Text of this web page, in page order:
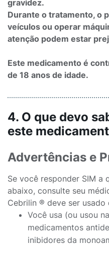
gravidez.
Durante o tratamento, o
veículos ou operar
atenção podem estar
Este medicamento é
de 18 anos de idade.
4. O que devo
este
Advertências e
Se você responder SIM a
abaixo, consulte seu
Cebrilin ® deve ser usado
Você usa (ou usou
medicamentos
inibidores da